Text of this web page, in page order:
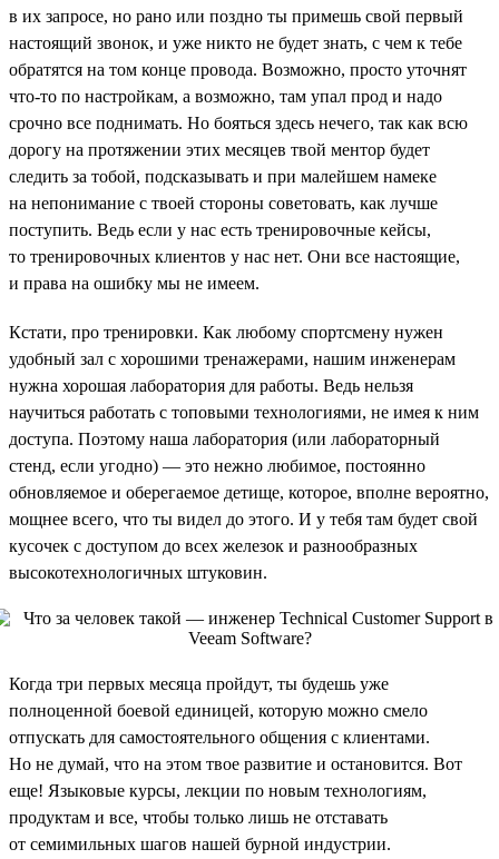
в их запросе, но рано или поздно ты примешь свой первый
настоящий звонок, и уже никто не будет знать, с чем к тебе
обратятся на том конце провода. Возможно, просто уточнят
что-то по настройкам, а возможно, там упал прод и надо
срочно все поднимать. Но бояться здесь нечего, так как всю
дорогу на протяжении этих месяцев твой ментор будет
следить за тобой, подсказывать и при малейшем намеке
на непонимание с твоей стороны советовать, как лучше
поступить. Ведь если у нас есть тренировочные кейсы,
то тренировочных клиентов у нас нет. Они все настоящие,
и права на ошибку мы не имеем.
Кстати, про тренировки. Как любому спортсмену нужен
удобный зал с хорошими тренажерами, нашим инженерам
нужна хорошая лаборатория для работы. Ведь нельзя
научиться работать с топовыми технологиями, не имея к ним
доступа. Поэтому наша лаборатория (или лабораторный
стенд, если угодно) — это нежно любимое, постоянно
обновляемое и оберегаемое детище, которое, вполне вероятно,
мощнее всего, что ты видел до этого. И у тебя там будет свой
кусочек с доступом до всех железок и разнообразных
высокотехнологичных штуковин.
Когда три первых месяца пройдут, ты будешь уже
полноценной боевой единицей, которую можно смело
отпускать для самостоятельного общения с клиентами.
Но не думай, что на этом твое развитие и остановится. Вот
еще! Языковые курсы, лекции по новым технологиям,
продуктам и все, чтобы только лишь не отставать
от семимильных шагов нашей бурной индустрии.